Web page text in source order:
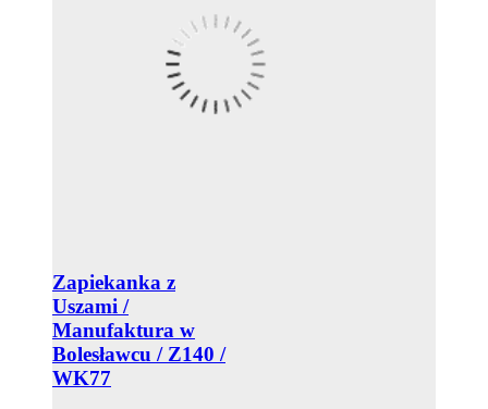
Zapiekanka z
Uszami /
Manufaktura w
Bolesławcu / Z140 /
WK77